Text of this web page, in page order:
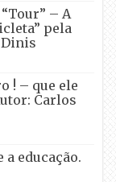
– A
pela
Dinis
! – que ele
Carlos
educação.